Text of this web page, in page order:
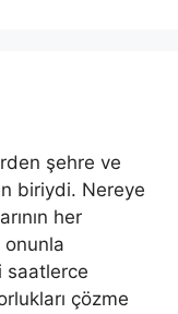
şehre ve
biriydi. Nereye
her
saatlerce
çözme